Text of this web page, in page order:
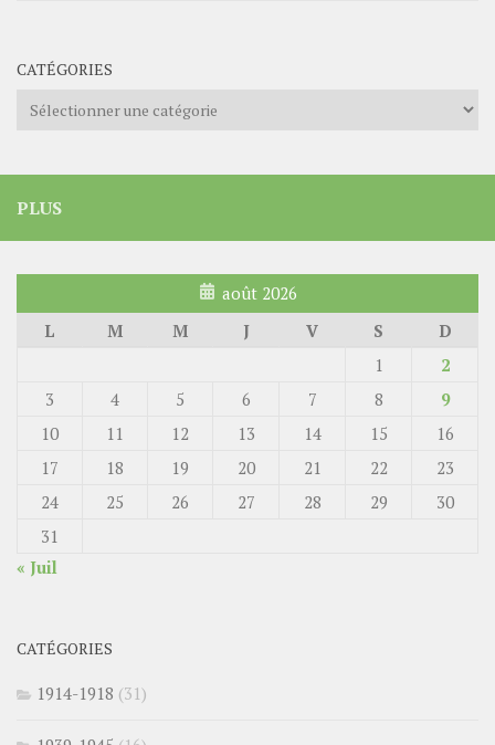
CATÉGORIES
Catégories
PLUS
août 2026
L
M M J V S
D
1
2
3
4 5 6 7 8
9
10
11 12 13 14 15
16
17
18 19 20 21 22
23
24
25 26 27 28 29
30
31
« Juil
CATÉGORIES
1914-1918 (31)